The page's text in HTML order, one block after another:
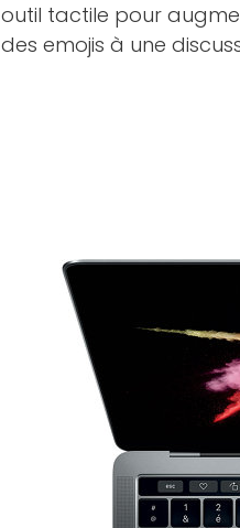
outil tactile pour
des emojis à une